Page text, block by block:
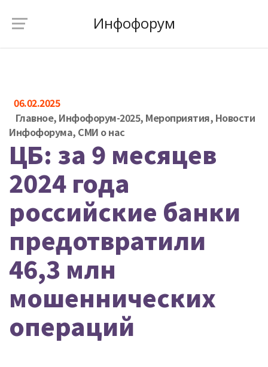
Инфофорум
06.02.2025
Главное, Инфофорум-2025, Мероприятия, Новости
Инфофорума, СМИ о нас
ЦБ: за 9 месяцев
2024 года
российские банки
предотвратили
46,3 млн
мошеннических
операций